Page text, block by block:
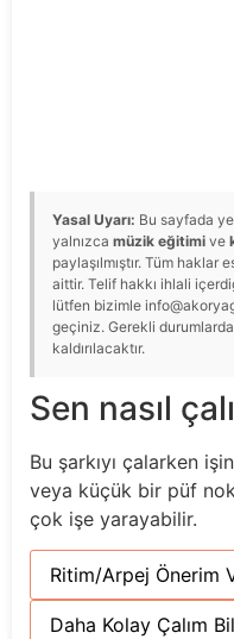
Yasal Uyarı: Bu sayfada
yalnızca müzik eğitimi ve
paylaşılmıştır. Tüm
aittir. Telif hakkı ihlali
lütfen bizimle
geçiniz. Gerekli
kaldırılacaktır.
Sen nasıl
Bu şarkıyı çalarken
veya küçük bir püf
çok işe yarayabilir.
Ritim/Arpej Önerim
Daha Kolay Çalım